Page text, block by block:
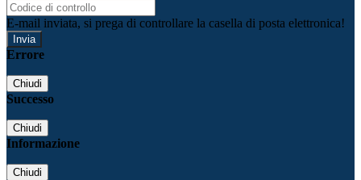
E-mail inviata, si prega di controllare la casella di posta elettronica!
Errore
Chiudi
Successo
Chiudi
Informazione
Chiudi